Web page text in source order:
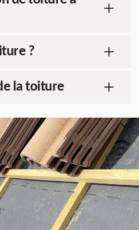
?
la toiture